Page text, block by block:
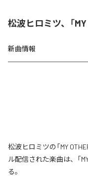
松波ヒロミツ、「
新曲情報
松波ヒロミツの「MY
ル配信された楽曲は、「
る。